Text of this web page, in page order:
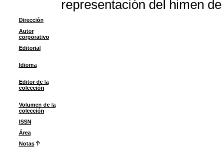
representación del himen
Dirección
Autor
corporativo
Editorial
Idioma
Editor de la
colección
Volumen de la
colección
ISSN
Área
Notas